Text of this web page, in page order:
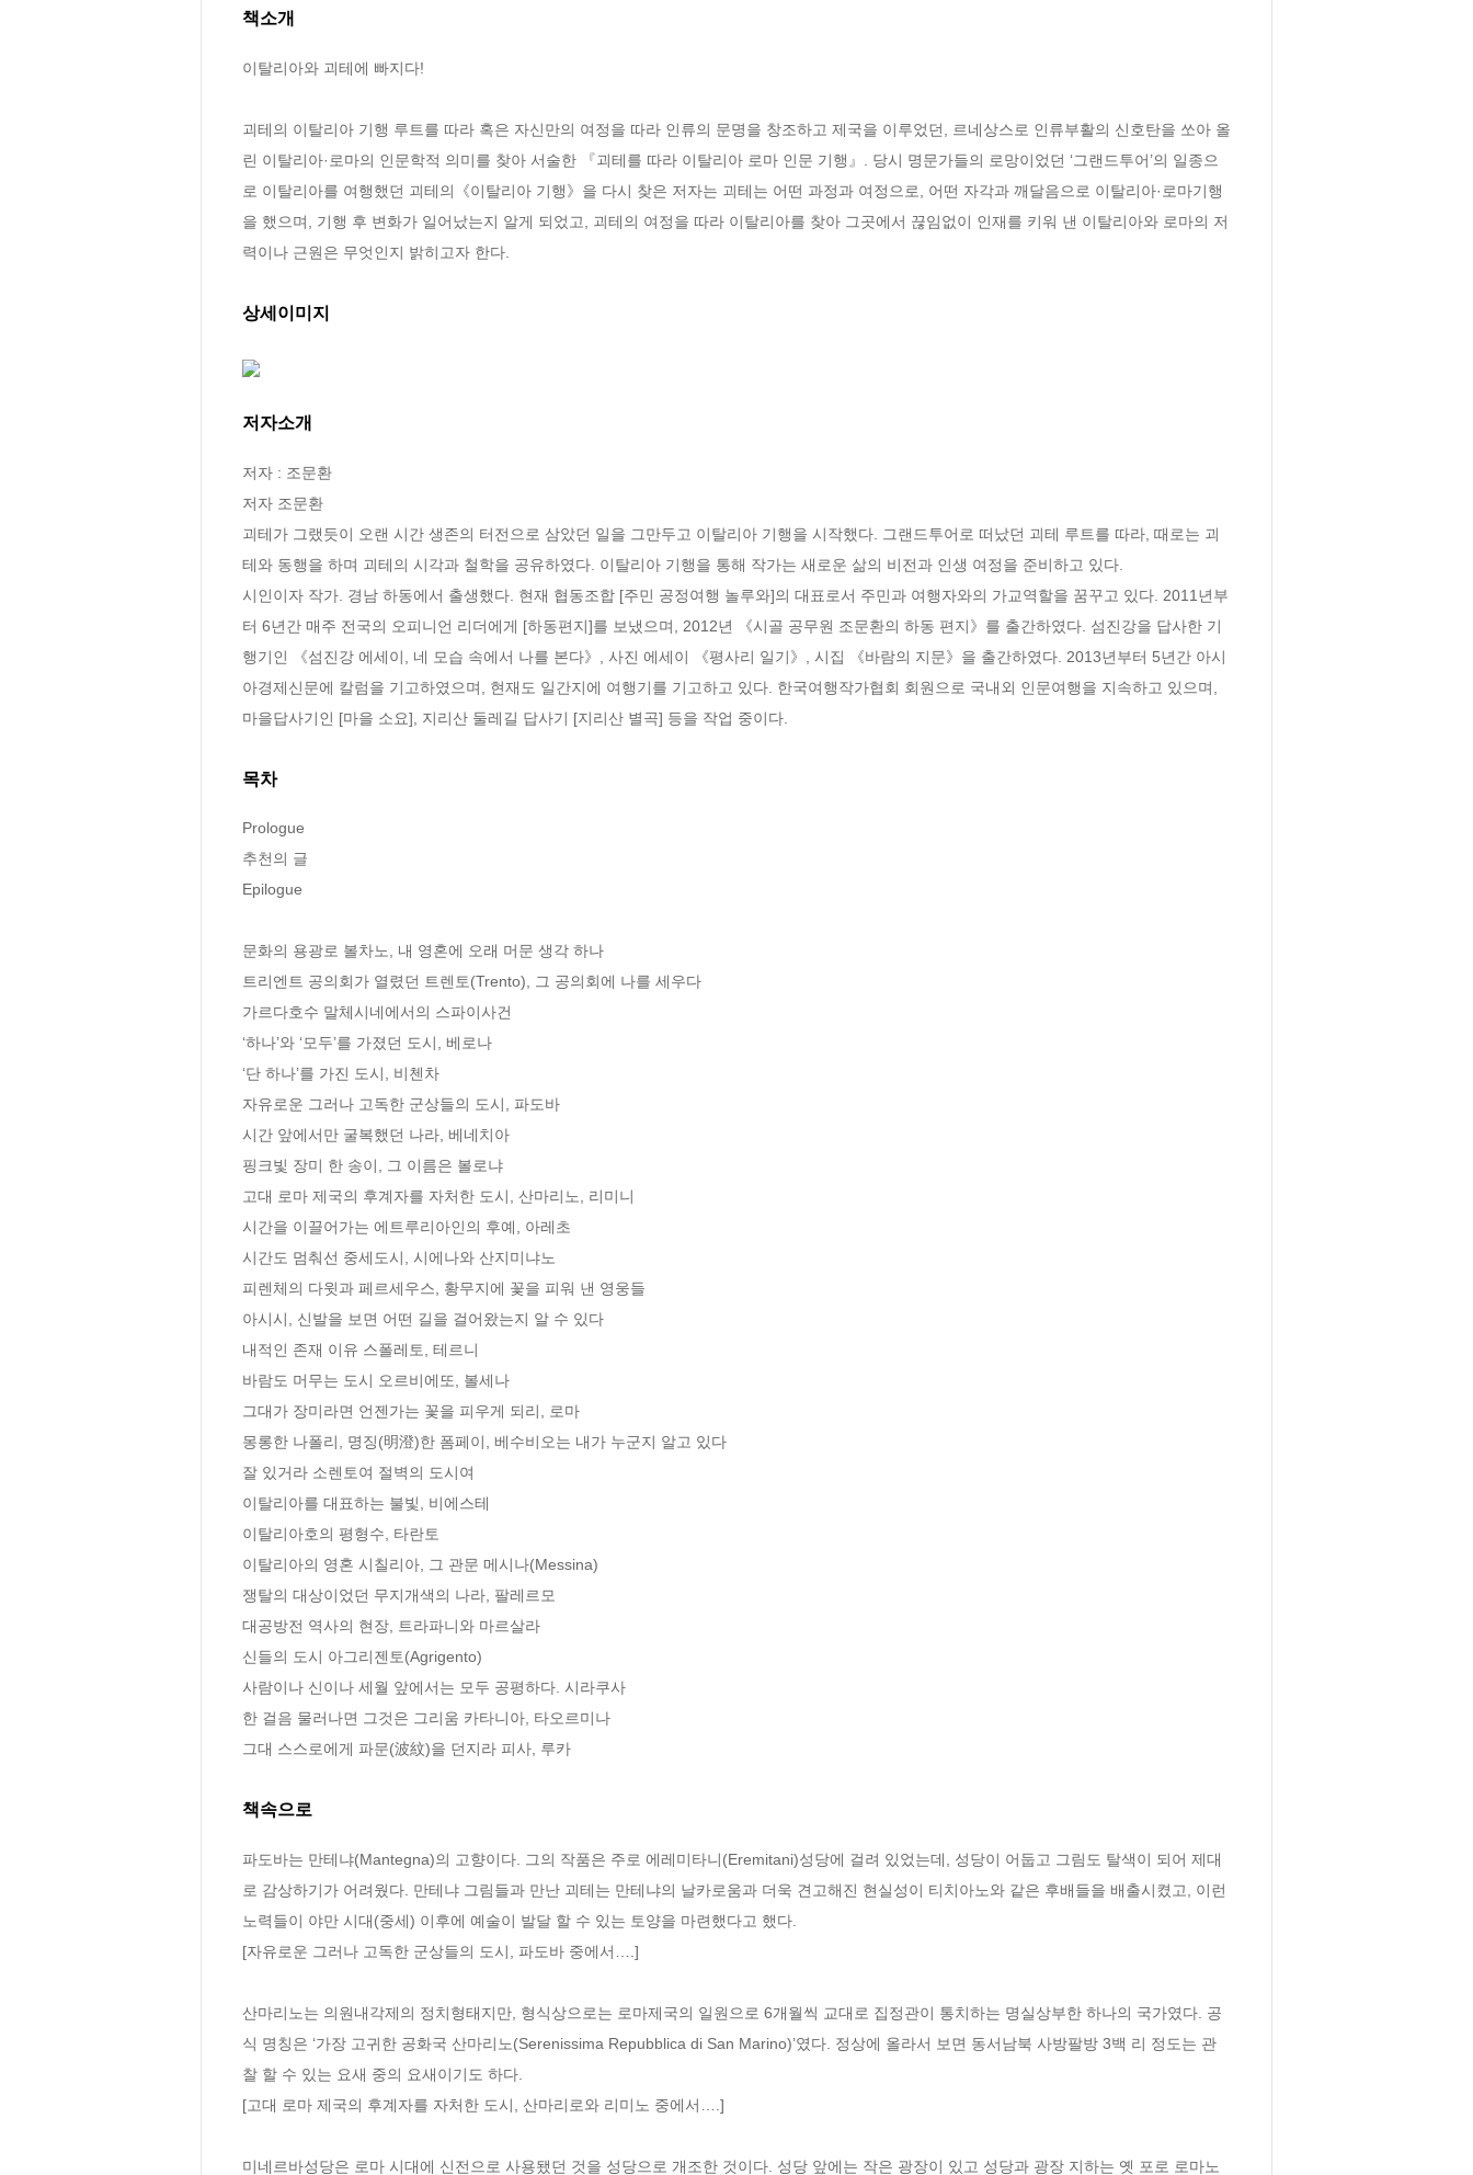
책소개
이탈리아와 괴테에 빠지다!
괴테의 이탈리아 기행 루트를 따라 혹은 자신만의 여정을 따라 인류의 문명을 창조하고 제국을 이루었던, 르네상스로 인류부활의 신호탄을 쏘아 올
린 이탈리아·로마의 인문학적 의미를 찾아 서술한 『괴테를 따라 이탈리아 로마 인문 기행』. 당시 명문가들의 로망이었던 ‘그랜드투어’의 일종으
로 이탈리아를 여행했던 괴테의《이탈리아 기행》을 다시 찾은 저자는 괴테는 어떤 과정과 여정으로, 어떤 자각과 깨달음으로 이탈리아·로마기행
을 했으며, 기행 후 변화가 일어났는지 알게 되었고, 괴테의 여정을 따라 이탈리아를 찾아 그곳에서 끊임없이 인재를 키워 낸 이탈리아와 로마의 저
력이나 근원은 무엇인지 밝히고자 한다.
상세이미지
저자소개
저자 : 조문환
저자 조문환
괴테가 그랬듯이 오랜 시간 생존의 터전으로 삼았던 일을 그만두고 이탈리아 기행을 시작했다. 그랜드투어로 떠났던 괴테 루트를 따라, 때로는 괴
테와 동행을 하며 괴테의 시각과 철학을 공유하였다. 이탈리아 기행을 통해 작가는 새로운 삶의 비전과 인생 여정을 준비하고 있다.
시인이자 작가. 경남 하동에서 출생했다. 현재 협동조합 [주민 공정여행 놀루와]의 대표로서 주민과 여행자와의 가교역할을 꿈꾸고 있다. 2011년부
터 6년간 매주 전국의 오피니언 리더에게 [하동편지]를 보냈으며, 2012년 《시골 공무원 조문환의 하동 편지》를 출간하였다. 섬진강을 답사한 기
행기인 《섬진강 에세이, 네 모습 속에서 나를 본다》, 사진 에세이 《평사리 일기》, 시집 《바람의 지문》을 출간하였다. 2013년부터 5년간 아시
아경제신문에 칼럼을 기고하였으며, 현재도 일간지에 여행기를 기고하고 있다. 한국여행작가협회 회원으로 국내외 인문여행을 지속하고 있으며,
마을답사기인 [마을 소요], 지리산 둘레길 답사기 [지리산 별곡] 등을 작업 중이다.
목차
Prologue
추천의 글
Epilogue
문화의 용광로 볼차노, 내 영혼에 오래 머문 생각 하나
트리엔트 공의회가 열렸던 트렌토(Trento), 그 공의회에 나를 세우다
가르다호수 말체시네에서의 스파이사건
‘하나’와 ‘모두’를 가졌던 도시, 베로나
‘단 하나’를 가진 도시, 비첸차
자유로운 그러나 고독한 군상들의 도시, 파도바
시간 앞에서만 굴복했던 나라, 베네치아
핑크빛 장미 한 송이, 그 이름은 볼로냐
고대 로마 제국의 후계자를 자처한 도시, 산마리노, 리미니
시간을 이끌어가는 에트루리아인의 후예, 아레초
시간도 멈춰선 중세도시, 시에나와 산지미냐노
피렌체의 다윗과 페르세우스, 황무지에 꽃을 피워 낸 영웅들
아시시, 신발을 보면 어떤 길을 걸어왔는지 알 수 있다
내적인 존재 이유 스폴레토, 테르니
바람도 머무는 도시 오르비에또, 볼세나
그대가 장미라면 언젠가는 꽃을 피우게 되리, 로마
몽롱한 나폴리, 명징(明澄)한 폼페이, 베수비오는 내가 누군지 알고 있다
잘 있거라 소렌토여 절벽의 도시여
이탈리아를 대표하는 불빛, 비에스테
이탈리아호의 평형수, 타란토
이탈리아의 영혼 시칠리아, 그 관문 메시나(Messina)
쟁탈의 대상이었던 무지개색의 나라, 팔레르모
대공방전 역사의 현장, 트라파니와 마르살라
신들의 도시 아그리젠토(Agrigento)
사람이나 신이나 세월 앞에서는 모두 공평하다. 시라쿠사
한 걸음 물러나면 그것은 그리움 카타니아, 타오르미나
그대 스스로에게 파문(波紋)을 던지라 피사, 루카
책속으로
파도바는 만테냐(Mantegna)의 고향이다. 그의 작품은 주로 에레미타니(Eremitani)성당에 걸려 있었는데, 성당이 어둡고 그림도 탈색이 되어 제대
로 감상하기가 어려웠다. 만테냐 그림들과 만난 괴테는 만테냐의 날카로움과 더욱 견고해진 현실성이 티치아노와 같은 후배들을 배출시켰고, 이런
노력들이 야만 시대(중세) 이후에 예술이 발달 할 수 있는 토양을 마련했다고 했다.
[자유로운 그러나 고독한 군상들의 도시, 파도바 중에서….]
산마리노는 의원내각제의 정치형태지만, 형식상으로는 로마제국의 일원으로 6개월씩 교대로 집정관이 통치하는 명실상부한 하나의 국가였다. 공
식 명칭은 ‘가장 고귀한 공화국 산마리노(Serenissima Repubblica di San Marino)’였다. 정상에 올라서 보면 동서남북 사방팔방 3백 리 정도는 관
찰 할 수 있는 요새 중의 요새이기도 하다.
[고대 로마 제국의 후계자를 자처한 도시, 산마리로와 리미노 중에서….]
미네르바성당은 로마 시대에 신전으로 사용됐던 것을 성당으로 개조한 것이다. 성당 앞에는 작은 광장이 있고 성당과 광장 지하는 옛 포로 로마노